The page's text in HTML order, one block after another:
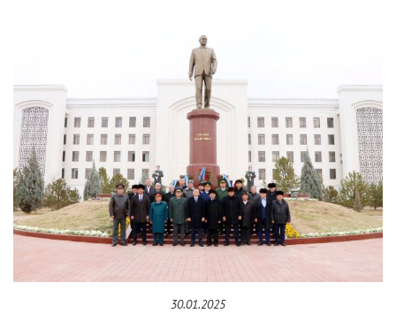
30.01.2025